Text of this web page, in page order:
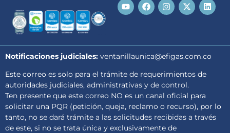
Notificaciones judiciales: ventanillaunica@efigas.com.co
Este correo es solo para el trámite de requerimientos de
autoridades judiciales, administrativas y de control.
Ten presente que este correo NO es un canal oficial para
solicitar una PQR (petición, queja, reclamo o recurso), por lo
tanto, no se dará trámite a las solicitudes recibidas a través
de este, si no se trata única y exclusivamente de